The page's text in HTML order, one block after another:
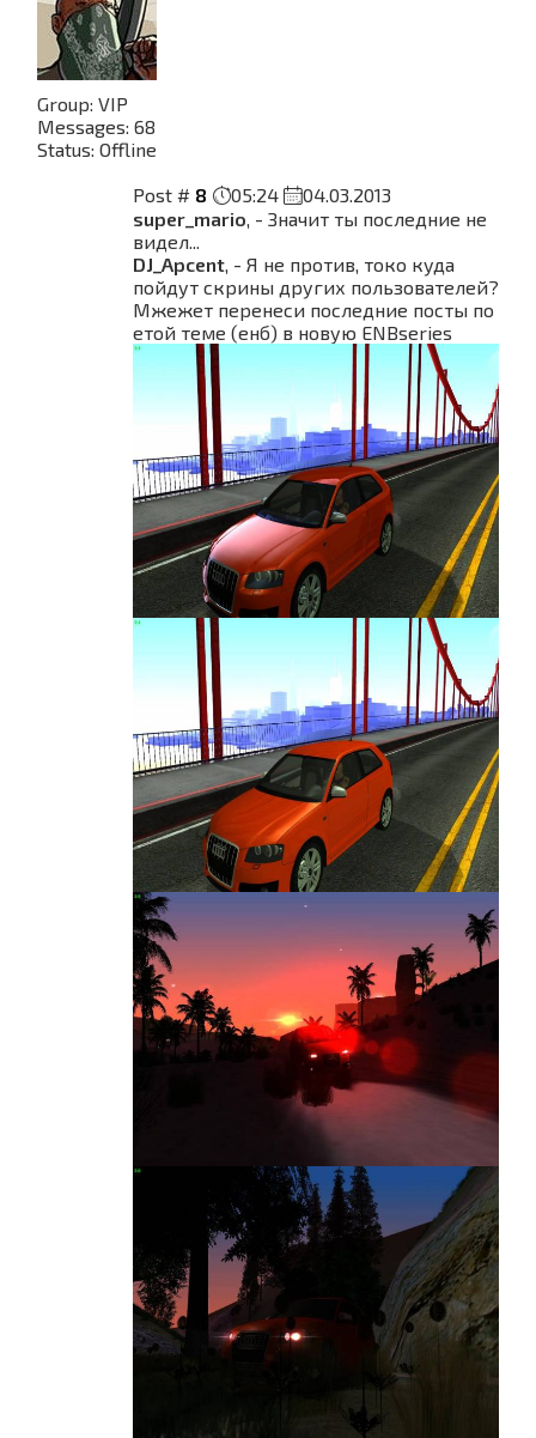
Group: VIP
Messages: 68
Status: Offline
Post # 8 05:24
04.03.2013
super_mario, - Значит ты последние не
видел...
DJ_Apcent, - Я не против, токо куда
пойдут скрины других пользователей?
Мжежет перенеси последние посты по
етой теме (енб) в новую ENBseries